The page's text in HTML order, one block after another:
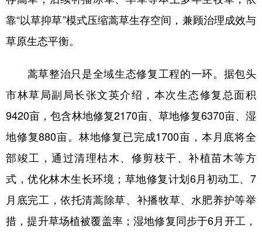
靠“以草抑草”模式压缩蒿草生存空间，兼顾治理成效与
草原生态平衡。
蒿草整治只是全域生态修复工程的一环。据包头
市林草局副局长张文英介绍，本次生态修复总面积
9420亩，包含林地修复2170亩、草地修复6370亩、湿
地修复880亩。林地修复已完成1700亩，本月底将全
部竣工，通过清理枯木、修剪枝干、补植苗木等方
式，优化林木生长环境；草地修复计划6月初动工、7
月底完工，依托清蒿除草、补播牧草、水肥养护等举
措，提升草场植被覆盖率；湿地修复同步于6月开工，